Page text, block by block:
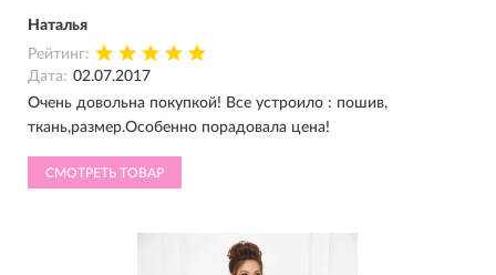
Наталья
Рейтинг:
Дата: 02.07.2017
Очень довольна покупкой! Все устроило : пошив,
ткань,размер.Особенно порадовала цена!
СМОТРЕТЬ ТОВАР